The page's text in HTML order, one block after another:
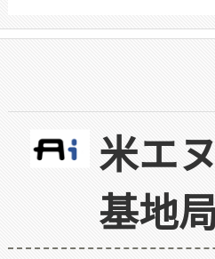
米エ
基地